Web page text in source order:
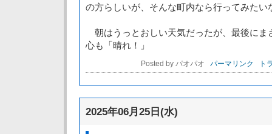
の方らしいが、そんな町内なら行ってみたい
朝はうっとおしい天気だったが、最後にま
心も「晴れ！」
Posted by パオパオ パーマリンク ト
2025年06月25日(水)